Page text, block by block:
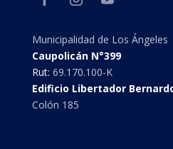
Municipalidad de Los Ángeles
Caupolicán N°399
Rut: 69.170.100-K
Edificio Libertador
Colón 185